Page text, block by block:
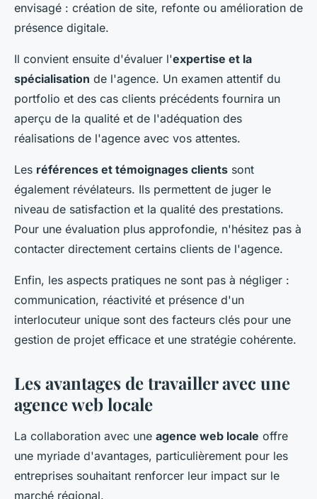
envisagé : création de site, refonte ou amélioration de
présence digitale.
Il convient ensuite d'évaluer l'expertise et la
spécialisation de l'agence. Un examen attentif du
portfolio et des cas clients précédents fournira un
aperçu de la qualité et de l'adéquation des
réalisations de l'agence avec vos attentes.
Les références et témoignages clients sont
également révélateurs. Ils permettent de juger le
niveau de satisfaction et la qualité des prestations.
Pour une évaluation plus approfondie, n'hésitez pas à
contacter directement certains clients de l'agence.
Enfin, les aspects pratiques ne sont pas à négliger :
communication, réactivité et présence d'un
interlocuteur unique sont des facteurs clés pour une
gestion de projet efficace et une stratégie cohérente.
Les avantages de travailler avec une
agence web locale
La collaboration avec une agence web locale offre
une myriade d'avantages, particulièrement pour les
entreprises souhaitant renforcer leur impact sur le
marché régional.